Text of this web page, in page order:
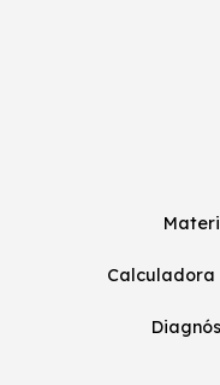
Calculadora